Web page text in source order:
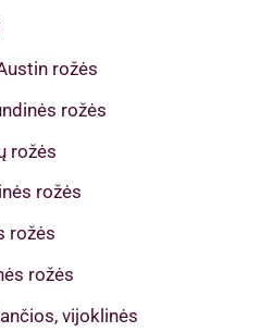
rožės
rožės
rožės
rožės
rožės
rožės
vijoklinės